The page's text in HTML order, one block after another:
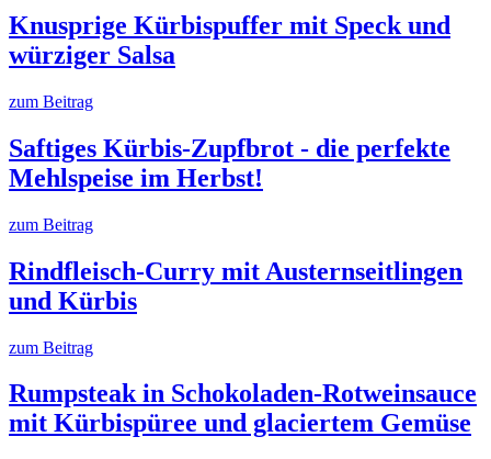
Knusprige Kürbispuffer mit Speck und
würziger Salsa
zum Beitrag
Saftiges Kürbis-Zupfbrot - die perfekte
Mehlspeise im Herbst!
zum Beitrag
Rindfleisch-Curry mit Austernseitlingen
und Kürbis
zum Beitrag
Rumpsteak in Schokoladen-Rotweinsauce
mit Kürbispüree und glaciertem Gemüse